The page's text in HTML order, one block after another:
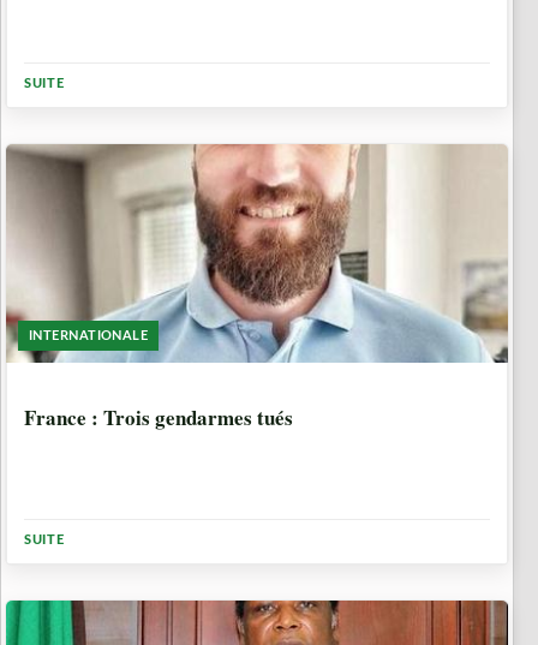
SUITE
INTERNATIONALE
France : Trois gendarmes tués
SUITE